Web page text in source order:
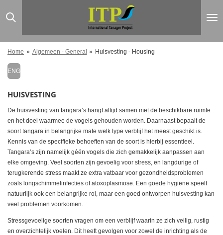
direct
de
hoofdinhoud
Home » Algemeen - General » Huisvesting - Housing
ENG
HUISVESTING
De huisvesting van tangara’s hangt altijd samen met de beschikbare ruimte
en het doel waarmee de vogels gehouden worden. Daarnaast bepaalt de
soort tangara in belangrijke mate welk type verblijf het meest geschikt is.
Kennis van de specifieke behoeften van de soort is hierbij essentieel.
Tangara’s zijn namelijk géén vogels die zich gemakkelijk aanpassen aan
elke omgeving. Veel soorten zijn gevoelig voor stress, en langdurige of
terugkerende stress maakt ze extra vatbaar voor gezondheidsproblemen
zoals longschimmelinfecties of atoxoplasmose. Een goede hygiëne speelt
natuurlijk ook een belangrijke rol, maar een goed ontworpen huisvesting kan
veel problemen voorkomen.
Stressgevoelige soorten vragen om een verblijf waarin ze zich veilig, rustig
en overzichtelijk voelen. Dit heeft gevolgen voor zowel de inrichting als de